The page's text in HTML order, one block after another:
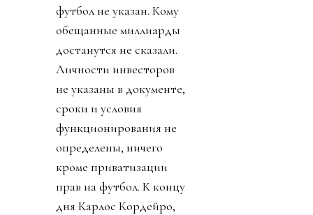
футбол не указан. Кому
обещанные миллиарды
достанутся не сказали.
Личности инвесторов
не указаны в документе,
сроки и условия
функционирования не
определены, ничего
кроме приватизации
прав на футбол. К концу
дня Карлос Кордейро,